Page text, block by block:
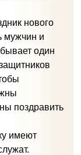
нового
мужчин и
один
поздравить
имеют